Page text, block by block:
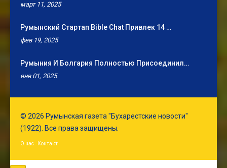
март 11, 2025
Румынский Стартап Bible Chat Привлек 14 …
фев 19, 2025
Румыния И Болгария Полностью Присоединил…
янв 01, 2025
© 2026 Румынская газета "Бухарестские новости"
(1922). Все права защищены.
О нас Контакт